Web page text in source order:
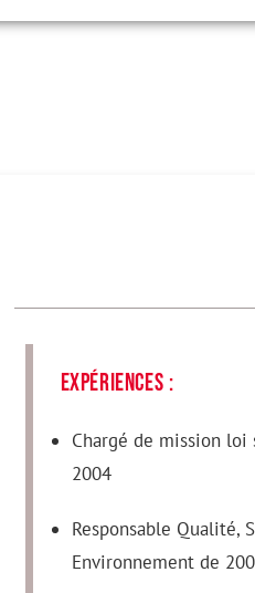
expériences :
Chargé de mission loi
2004
Responsable Qualité,
Environnement de